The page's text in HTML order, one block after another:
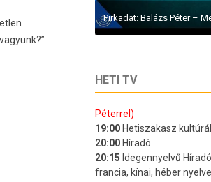
Pirkadat: Balázs Péter –
HETI TV